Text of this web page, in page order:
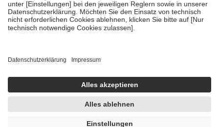
• empfohlenen Schutzimpfungen
• Harn- und Blutteststreifen
getroffen, um sicherzustellen, dass es sich um echte Bewertungen
https://help.etrusted.com/hc/de/articles/4419944605341
Einige Bilder und Inhalte wurden unter Zuhilfenahme künstlicher